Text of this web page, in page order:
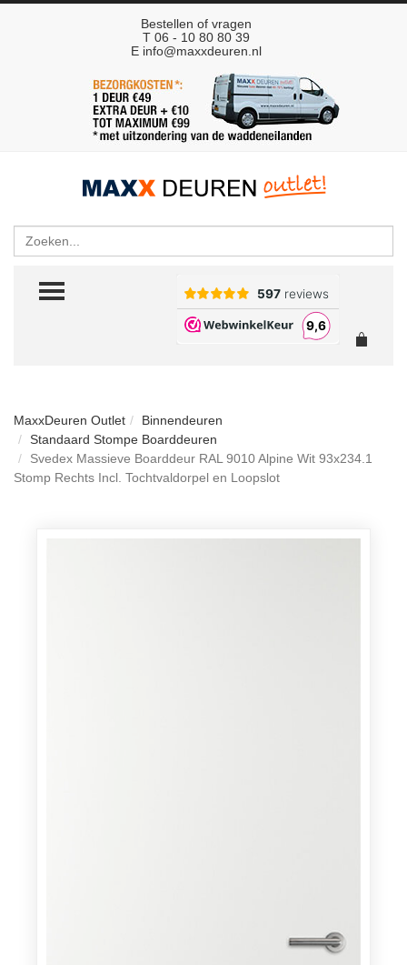
Bestellen of vragen
T 06 - 10 80 80 39
E info@maxxdeuren.nl
Zoeken
TOGGLE MENU
MaxxDeuren Outlet
Binnendeuren
Standaard Stompe Boarddeuren
Svedex Massieve Boarddeur RAL 9010 Alpine Wit 93x234.1
Stomp Rechts Incl. Tochtvaldorpel en Loopslot